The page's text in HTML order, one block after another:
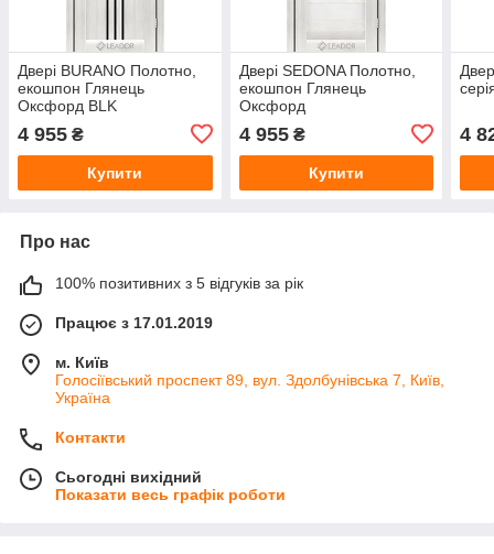
Двері BURANO Полотно,
екошпон Глянець
Оксфорд BLK
4 955 ₴
Купити
Двері SEDONA Полотно,
екошпон Глянець
Оксфорд
4 955₴
Купити
4
Про нас
100% позитивних з 5 відгуків за рік
Працює з 17.01.2019
м. Київ
Голосіївський проспект 89, вул. Здолбунівська 7, Київ,
Україна
Контакти
Сьогодні вихідний
Показати весь графік роботи